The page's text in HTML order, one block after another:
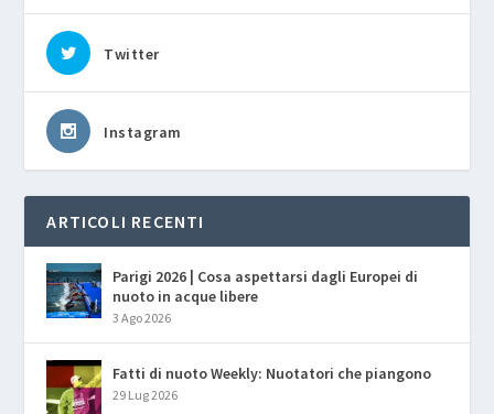
Twitter
Instagram
ARTICOLI RECENTI
Parigi 2026 | Cosa aspettarsi dagli Europei di
nuoto in acque libere
3 Ago 2026
Fatti di nuoto Weekly: Nuotatori che piangono
29 Lug 2026